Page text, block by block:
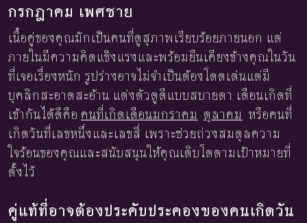
กรกฎาคม เพศชาย
เนื้อคู่ของคุณมักเป็นคนที่ดูสุภาพเรียบร้อยภายนอก แต่
ภายในมีความคิดแข็งแรงและพร้อมยืนเคียงข้างคุณในวัน
ที่เจอเรื่องหนัก รูปร่างอาจไม่จำเป็นต้องโดดเด่นแต่มี
บุคลิกสะอาดสะอ้าน แต่งตัวดูดีแบบสบายตา เดือนเกิดที่
เข้ากันได้ดีคือ คนที่เกิดเดือนมกราคม ตุลาคม หรือคนที่
เกิดวันที่เลขหนึ่งและเลขสี่ เพราะช่วยถ่วงสมดุลความ
ใจร้อนของคุณและสนับสนุนให้คุณเติบโตตามเป้าหมายที่
ตั้งไว้
คู่แท้ที่อาจต้องประคับประคองของคนเกิดวัน